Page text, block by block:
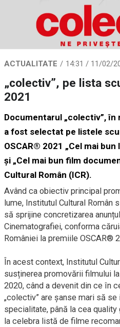
ACTUALITATE 14:31 / 11/02/
„colectiv”, pe lista
2021
Documentarul „colectiv”, în
a fost selectat pe listele
OSCAR® 2021 „Cel mai
și „Cel mai bun film
Cultural Român (ICR).
Având ca obiectiv principal
lume, Institutul Cultural Român
să sprijine concretizarea
Cinematografiei, conforma
României la premiile OSCAR®
În acest context, Institutul
susținerea promovării filmului
2020, când a devenit din ce în
„colectiv” are șanse mari să
specialitate, până la cea
la celebra listă de filme